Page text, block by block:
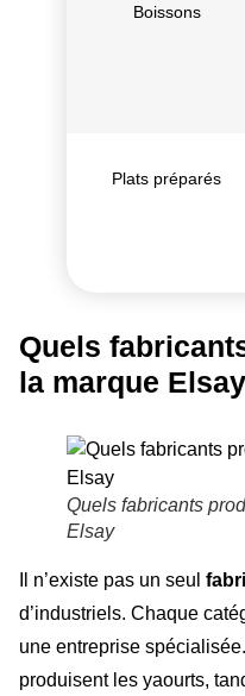
Boissons
Plats préparés
Quels
la marque
Quels fabricants
Elsay
Il n’existe pas un seul
d’industriels. Chaque
une entreprise
produisent les yaourts,